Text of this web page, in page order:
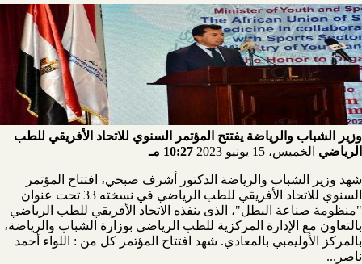
وزير الشباب والرياضة يفتتح المؤتمر السنوي للاتحاد الأفريقي للطب
الرياضي الخميس، 15 يونيو 2023 10:27 مـ
شهد وزير الشباب والرياضة الدكتور أشرف صبحي، افتتاح المؤتمر
السنوي للاتحاد الأفريقي للطب الرياضي في نسخته 33 تحت عنوان
"منظومة صناعة البطل"، الذى ينفذه الاتحاد الأفريقي للطب الرياضي
بالتعاون مع الإدارة المركزية للطب الرياضي بوزارة الشباب والرياضة،
بالمركز الأوليمبي بالمعادي. شهد افتتاح المؤتمر كل من : اللواء أحمد
ناصر...